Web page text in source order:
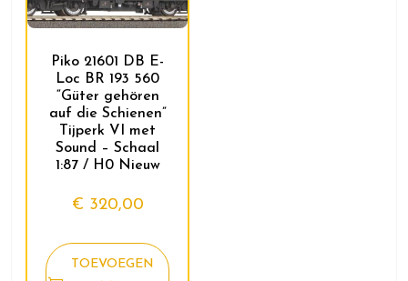
Piko 21601 DB E-
Loc BR 193 560
“Güter gehören
auf die Schienen”
Tijperk VI met
Sound – Schaal
1:87 / H0 Nieuw
€ 320,00
TOEVOEGEN